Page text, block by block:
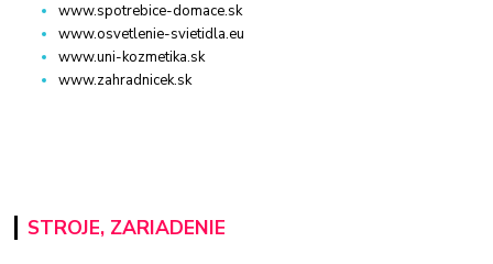
www.spotrebice-domace.sk
www.osvetlenie-svietidla.eu
www.uni-kozmetika.sk
www.zahradnicek.sk
STROJE, ZARIADENIE